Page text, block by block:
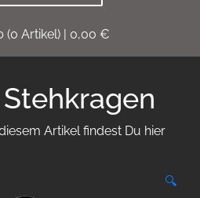
(0 Artikel) | 0,00 €
Artikel findest Du hier
🔍